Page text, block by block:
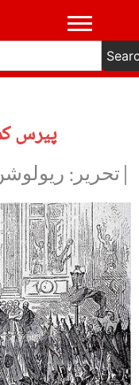
پیرس کمیون
|تحریر: